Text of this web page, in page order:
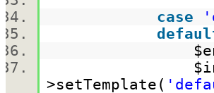
case
>setTemplate(